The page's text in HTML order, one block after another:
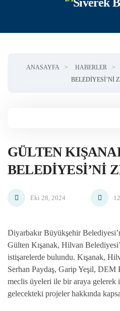
ANASAYFA HABERLER
BELEDIYESI’NI
GÜLTEN
BELEDIYESI’NI
Eki 28, 2024
Diyarbakır Büyükşehir
Gülten Kışanak, Hilvan
istişarelerde bulundu. Kışanak,
Serhan Paydaş, Garip Yeşil,
meclis üyeleri ile bir araya gelerek
gelecekteki projeler hakkında